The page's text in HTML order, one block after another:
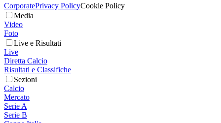
CorporatePrivacy PolicyCookie Policy
Media
Video
Foto
Live e Risultati
Live
Diretta Calcio
Risultati e Classifiche
Sezioni
Calcio
Mercato
Serie A
Serie B